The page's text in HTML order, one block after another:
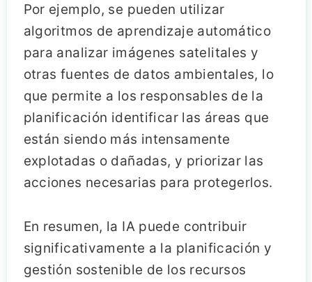
Por ejemplo, se pueden utilizar
algoritmos de aprendizaje automático
para analizar imágenes satelitales y
otras fuentes de datos ambientales, lo
que permite a los responsables de la
planificación identificar las áreas que
están siendo más intensamente
explotadas o dañadas, y priorizar las
acciones necesarias para protegerlos.
En resumen, la IA puede contribuir
significativamente a la planificación y
gestión sostenible de los recursos